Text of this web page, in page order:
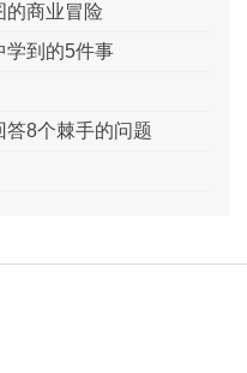
的商业冒险
学到的5件事
答8个棘手的问题